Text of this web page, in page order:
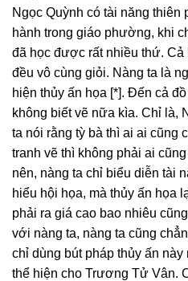
Ngọc Quỳnh có tài năng thiên
hành trong giáo phường, khi
đã học được rất nhiều thứ. Cả
đều vô cùng giỏi. Nàng ta là
hiện thủy ấn họa [*]. Đến cả
không biết vẽ nữa kìa. Chỉ là,
ta nói rằng tỳ bà thì ai ai cũng
tranh vẽ thì không phải ai
nên, nàng ta chỉ biểu diễn tài
hiểu hội họa, mà thủy ấn họa
phải ra giá cao bao nhiêu
với nàng ta, nàng ta cũng
chỉ dùng bút pháp thủy ấn này
thể hiện cho Trương Tử Vân.